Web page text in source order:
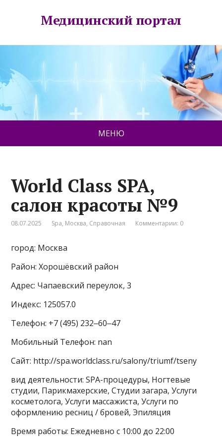
Медицинский портал
МЕНЮ
World Class SPA,
салон красоты №9
08.07.2025 Spa, Москва, Справочная Комментарии: 0
город: Москва
Район: Хорошёвский район
Адрес: Чапаевский переулок, 3
Индекс: 125057.0
Телефон: +7 (495) 232‒60‒47
Мобильный Телефон: nan
Сайт: http://spa.worldclass.ru/salony/triumf/tseny
вид деятельности: SPA-процедуры, Ногтевые
студии, Парикмахерские, Студии загара, Услуги
косметолога, Услуги массажиста, Услуги по
оформлению ресниц / бровей, Эпиляция
Время работы: Ежедневно с 10:00 до 22:00